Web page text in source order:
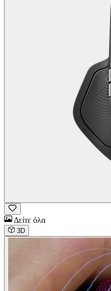
Δείτε όλα
3D